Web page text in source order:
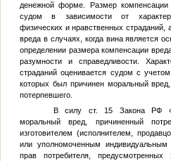
денежной форме. Размер компенсации
судом в зависимости от
физических и нравственных страданий,
вреда в случаях, когда вина является
определении размера компенсации
разумности и справедливости.
страданий оценивается судом с
которых был причинен моральный
потерпевшего.
В силу ст. 15 Закона РФ
моральный вред, причиненный
изготовителем (исполнителем,
или уполномоченным индивидуальным
прав потребителя,